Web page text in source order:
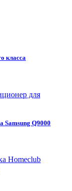
класса
Samsung Q9000